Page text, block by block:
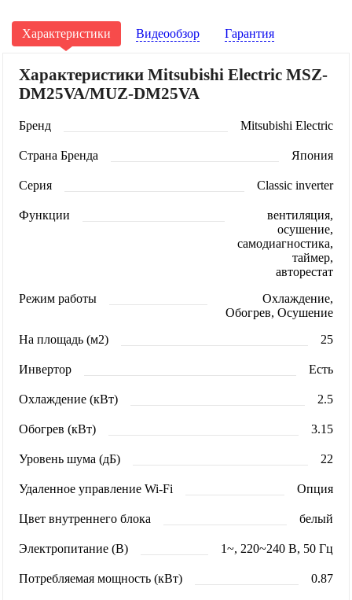
Характеристики Видеообзор Гарантия
Характеристики Mitsubishi Electric MSZ-
DM25VA/MUZ-DM25VA
Бренд Mitsubishi Electric
Страна Бренда Япония
Серия Classic inverter
Функции
вентиляция,
осушение,
самодиагностика,
таймер,
авторестат
Режим работы
Охлаждение,
Обогрев, Осушение
На площадь (м2)
25
Инвертор Есть
Охлаждение (кВт) 2.5
Обогрев (кВт) 3.15
Уровень шума (дБ) 22
Удаленное управление Wi-Fi Опция
Цвет внутреннего блока белый
Электропитание (В) 1~, 220~240 В, 50 Гц
Потребляемая мощность (кВт) 0.87